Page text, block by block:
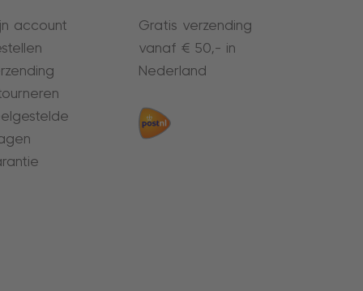
account
Gratis verzending
vanaf € 50,- in
Nederland